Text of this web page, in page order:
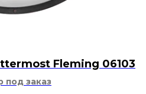
Fleming 06103
под заказ